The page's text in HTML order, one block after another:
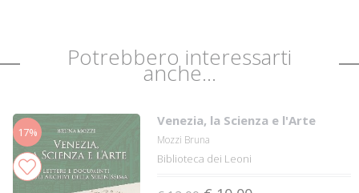
Potrebbero interessarti
anche...
17%
Venezia, la Scienza e l'Arte
Mozzi Bruna
Biblioteca dei Leoni